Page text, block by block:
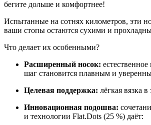
бегите дольше и комфортнее!
Испытанные на сотнях километров, эти
ваши стопы остаются сухими и
Что делает их особенными?
Расширенный носок: естественное
шаг становится плавным и
Целевая поддержка: лёгкая вязка в
Инновационная подошва:
и технологии Flat.Dots (25 %) даёт: